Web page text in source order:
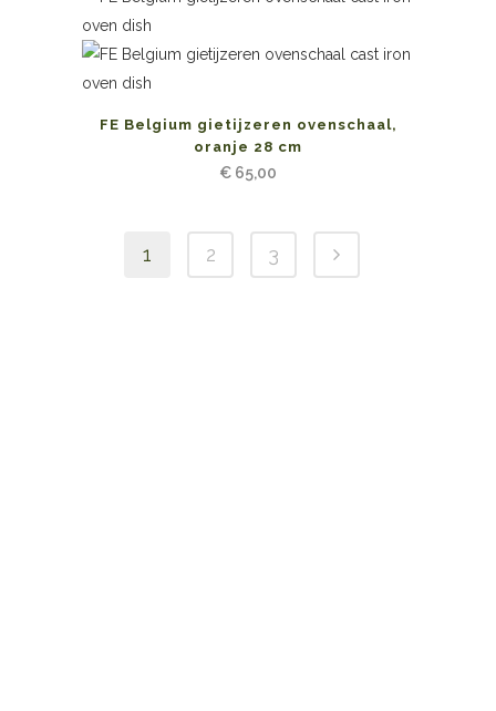
FE Belgium gietijzeren ovenschaal,
oranje 28 cm
€ 65,00
1 2 3